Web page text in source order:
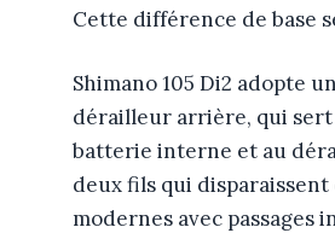
Cette différence de base
Shimano 105 Di2 adopte
dérailleur arrière, qui sert
batterie interne et au
deux fils qui
modernes avec passages